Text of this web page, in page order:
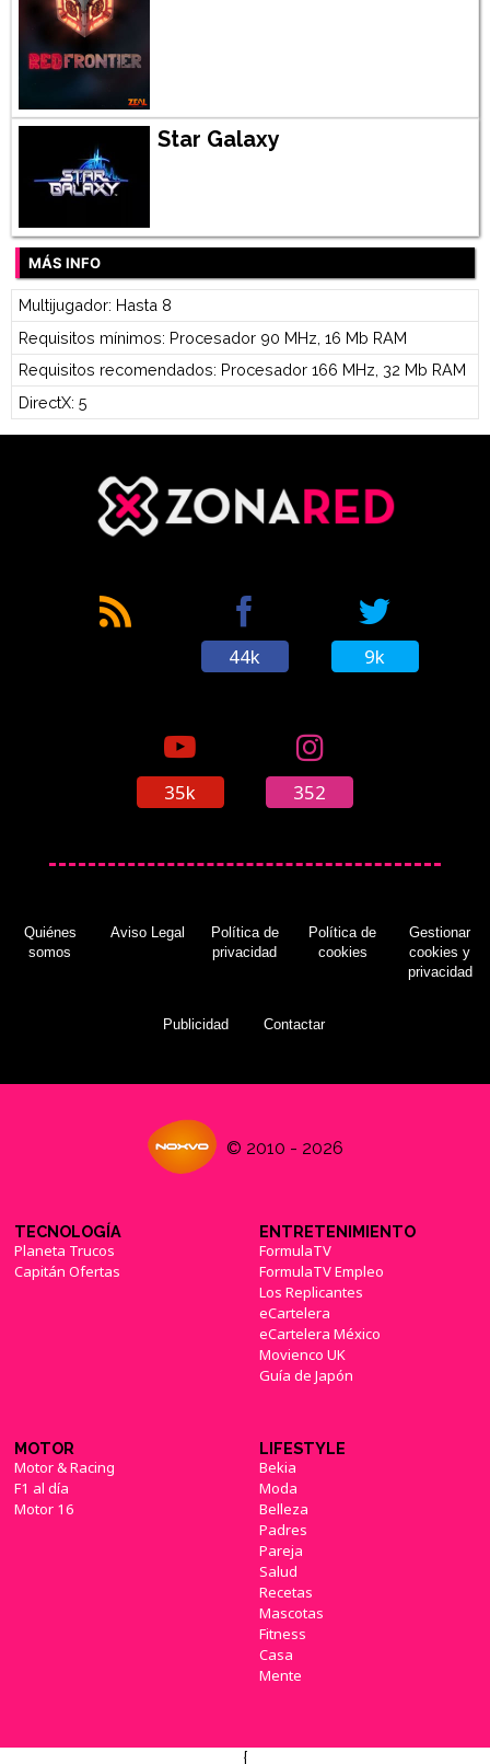
Star Galaxy
MÁS INFO
Multijugador: Hasta 8
Requisitos mínimos: Procesador 90 MHz, 16 Mb RAM
Requisitos recomendados: Procesador 166 MHz, 32 Mb RAM
DirectX: 5
44k 9k
35k 352
Quiénes
somos
Aviso Legal
Política de
privacidad
Política de
cookies
Gestionar
cookies y
privacidad
Publicidad Contactar
© 2010 - 2026
TECNOLOGÍA
Planeta Trucos
Capitán Ofertas
ENTRETENIMIENTO
FormulaTV
FormulaTV Empleo
Los Replicantes
eCartelera
eCartelera México
Movienco UK
Guía de Japón
MOTOR
Motor & Racing
F1 al día
Motor 16
LIFESTYLE
Bekia
Moda
Belleza
Padres
Pareja
Salud
Recetas
Mascotas
Fitness
Casa
Mente
{